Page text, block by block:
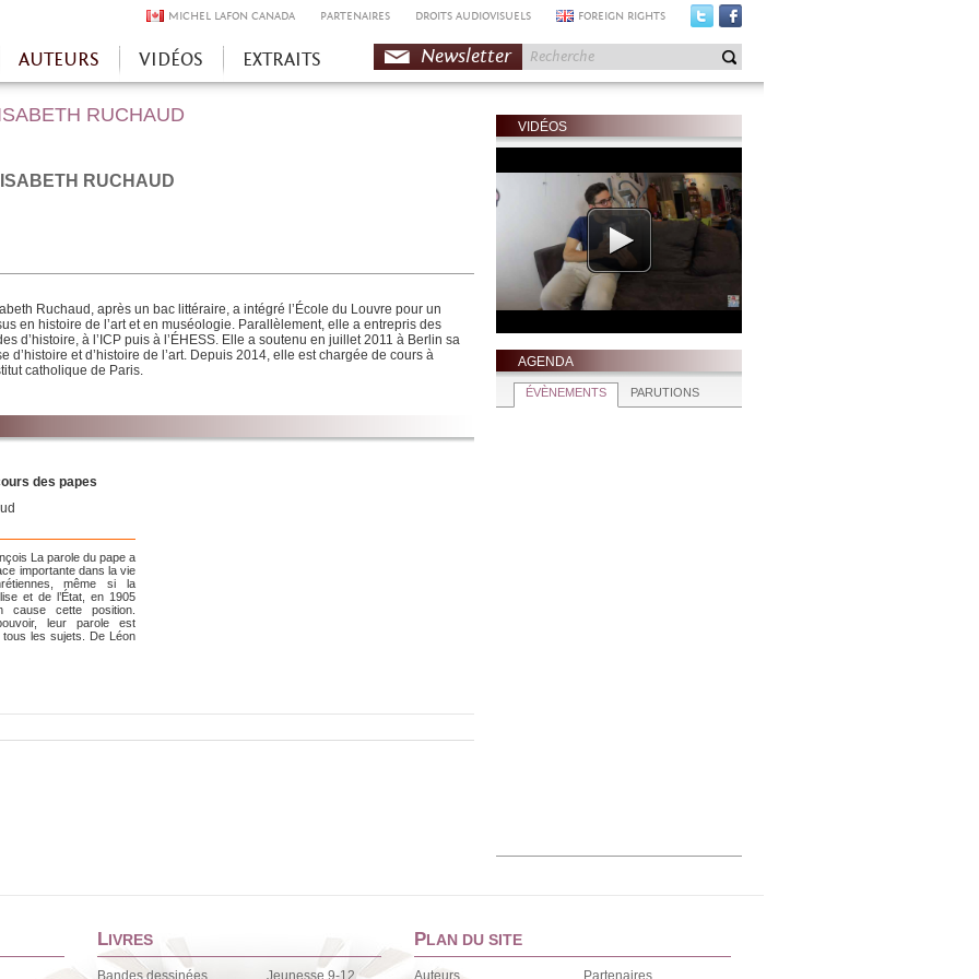
MICHEL LAFON CANADA PARTENAIRES DROITS AUDIOVISUELS FOREIGN RIGHTS
AUTEURS VIDÉOS EXTRAITS Newsletter
RUCHAUD
RUCHAUD
Ruchaud, après un bac littéraire, a intégré l’École du Louvre pour un
en histoire de l’art et en muséologie. Parallèlement, elle a entrepris des
d’histoire, à l’ICP puis à l’ÉHESS. Elle a soutenu en juillet 2011 à Berlin sa
d’histoire et d’histoire de l’art. Depuis 2014, elle est chargée de cours à
catholique de Paris.
des papes
La parole du pape a
importante dans la vie
même si la
et de l’État, en 1905
cette position.
leur parole est
les sujets. De Léon
VIDÉOS
AGENDA
ÉVÈNEMENTS PARUTIONS
LIVRES
Bandes dessinées Jeunesse 9-12
PLAN DU SITE
Auteurs Partenaires